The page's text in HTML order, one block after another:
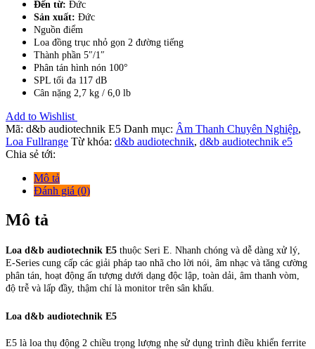
Đến từ: Đức
Sản xuất: Đức
Nguồn điểm
Loa đồng trục nhỏ gọn 2 đường tiếng
Thành phần 5″/1″
Phân tán hình nón 100°
SPL tối đa 117 dB
Cân nặng 2,7 kg / 6,0 lb
Add to Wishlist
Mã: d&b audiotechnik E5 Danh mục: Âm Thanh Chuyên Nghiệp,
Loa Fullrange Từ khóa: d&b audiotechnik, d&b audiotechnik e5
Chia sẻ tới:
Mô tả
Đánh giá (0)
Mô tả
Loa d&b audiotechnik E5 thuộc Seri E. Nhanh chóng và dễ dàng xử lý,
E-Series cung cấp các giải pháp tao nhã cho lời nói, âm nhạc và tăng cường
phân tán, hoạt động ấn tượng dưới dạng độc lập, toàn dải, âm thanh vòm,
độ trễ và lấp đầy, thậm chí là monitor trên sân khấu.
Loa d&b audiotechnik E5
E5 là loa thụ động 2 chiều trọng lượng nhẹ sử dụng trình điều khiển ferrite